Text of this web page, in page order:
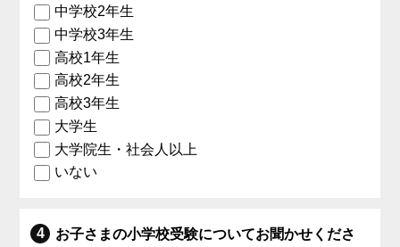
中学校2年生
中学校3年生
高校1年生
高校2年生
高校3年生
大学生
大学院生・社会人以上
いない
お子さまの小学校受験についてお聞かせくださ